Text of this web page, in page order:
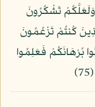
وَلَعَلَّكُمْ تَشْكُرُونَ
كُنتُمْ تَزْعُمُونَ
بُرْهَانَكُمْ فَعَلِمُوا